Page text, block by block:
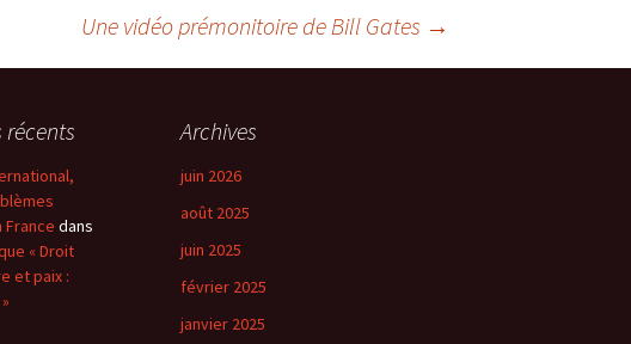
Une vidéo prémonitoire de Bill Gates →
France dans
« Droit
et paix :
Archives
juin 2026
août 2025
juin 2025
février 2025
janvier 2025